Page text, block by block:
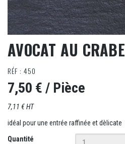
AVOCAT AU CRABE
RÉF : 450
7,50 € / Pièce
7,11 € HT
idéal pour une entrée raffinée et dèlicate
Quantité